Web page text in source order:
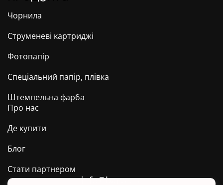
Чорнила
Струменеві картриджі
Фотопапір
Спеціальний папір, плівка
Штемпельна фарба
Про нас
Де купити
Блог
Стати партнером
info@barva.ua